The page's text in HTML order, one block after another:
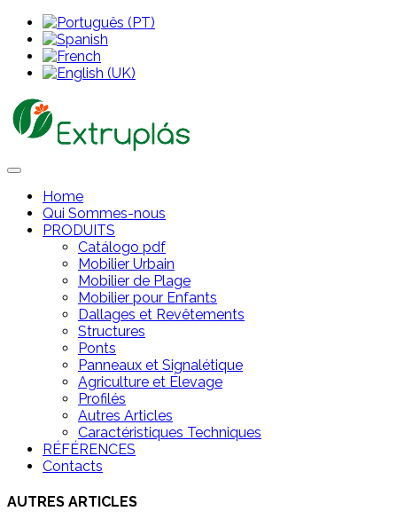
Home
Qui Sommes-nous
PRODUITS
Catálogo pdf
Mobilier Urbain
Mobilier de Plage
Mobilier pour Enfants
Dallages et Revêtements
Structures
Ponts
Panneaux et Signalétique
Agriculture et Élevage
Profilés
Autres Articles
Caractéristiques Techniques
RÉFÉRENCES
Contacts
AUTRES ARTICLES